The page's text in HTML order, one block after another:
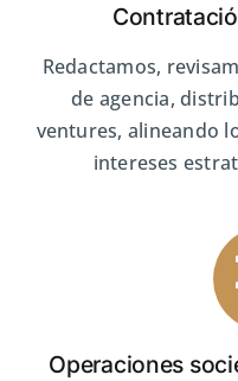
Redactamos,
de agencia,
ventures, alineando
intereses
Operaciones